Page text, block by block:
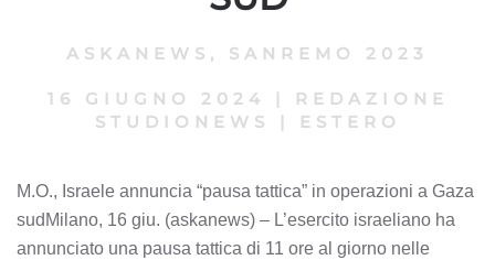
ASKANEWS , SANREMO 2023
16 GIUGNO 2024
REDAZIONE
STUDIONEWS
ESTERO
M.O., Israele annuncia “pausa tattica” in operazioni a Gaza
sudMilano, 16 giu. (askanews) – L’esercito israeliano ha
annunciato una pausa tattica di 11 ore al giorno nelle